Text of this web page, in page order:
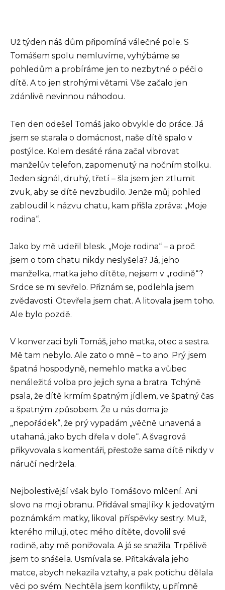
Už týden náš dům připomíná válečné pole. S
Tomášem spolu nemluvíme, vyhýbáme se
pohledům a probíráme jen to nezbytné o péči o
dítě. A to jen strohými větami. Vše začalo jen
zdánlivě nevinnou náhodou.
Ten den odešel Tomáš jako obvykle do práce. Já
jsem se starala o domácnost, naše dítě spalo v
postýlce. Kolem desáté rána začal vibrovat
manželův telefon, zapomenutý na nočním stolku.
Jeden signál, druhý, třetí – šla jsem jen ztlumit
zvuk, aby se dítě nevzbudilo. Jenže můj pohled
zabloudil k názvu chatu, kam přišla zpráva: „Moje
rodina“.
Jako by mě udeřil blesk. „Moje rodina“ – a proč
jsem o tom chatu nikdy neslyšela? Já, jeho
manželka, matka jeho dítěte, nejsem v „rodině“?
Srdce se mi sevřelo. Přiznám se, podlehla jsem
zvědavosti. Otevřela jsem chat. A litovala jsem toho.
Ale bylo pozdě.
V konverzaci byli Tomáš, jeho matka, otec a sestra.
Mě tam nebylo. Ale zato o mně – to ano. Prý jsem
špatná hospodyně, nemehlo matka a vůbec
nenáležitá volba pro jejich syna a bratra. Tchýně
psala, že dítě krmím špatným jídlem, ve špatný čas
a špatným způsobem. Že u nás doma je
„nepořádek“, že prý vypadám „věčně unavená a
utahaná, jako bych dřela v dole“. A švagrová
přikyvovala s komentáři, přestože sama dítě nikdy v
náručí nedržela.
Nejbolestivější však bylo Tomášovo mlčení. Ani
slovo na moji obranu. Přidával smajlíky k jedovatým
poznámkám matky, likoval příspěvky sestry. Muž,
kterého miluji, otec mého dítěte, dovolil své
rodině, aby mě ponižovala. A já se snažila. Trpělivě
jsem to snášela. Usmívala se. Přitakávala jeho
matce, abych nekazila vztahy, a pak potichu dělala
věci po svém. Nechtěla jsem konflikty, upřímně